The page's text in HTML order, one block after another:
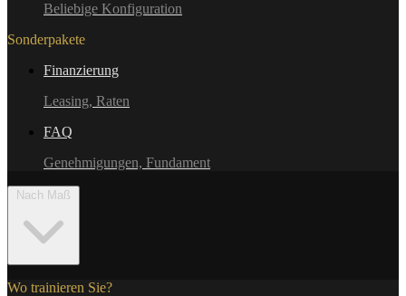
Beliebige Konfiguration
Sonderpakete
Finanzierung
Leasing, Raten
FAQ
Genehmigungen, Fundament
Wo trainieren Sie?